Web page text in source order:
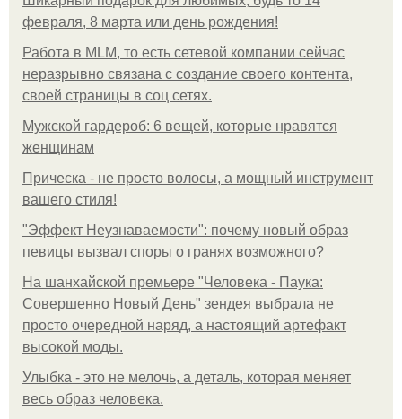
февраля, 8 марта или день рождения!
Работа в MLM, то есть сетевой компании сейчас
неразрывно связана с создание своего контента,
своей страницы в соц сетях.
Мужской гардероб: 6 вещей, которые нравятся
женщинам
Прическа - не просто волосы, а мощный инструмент
вашего стиля!
"Эффект Неузнаваемости": почему новый образ
певицы вызвал споры о гранях возможного?
На шанхайской премьере "Человека - Паука:
Совершенно Новый День" зендея выбрала не
просто очередной наряд, а настоящий артефакт
высокой моды.
Улыбка - это не мелочь, а деталь, которая меняет
весь образ человека.